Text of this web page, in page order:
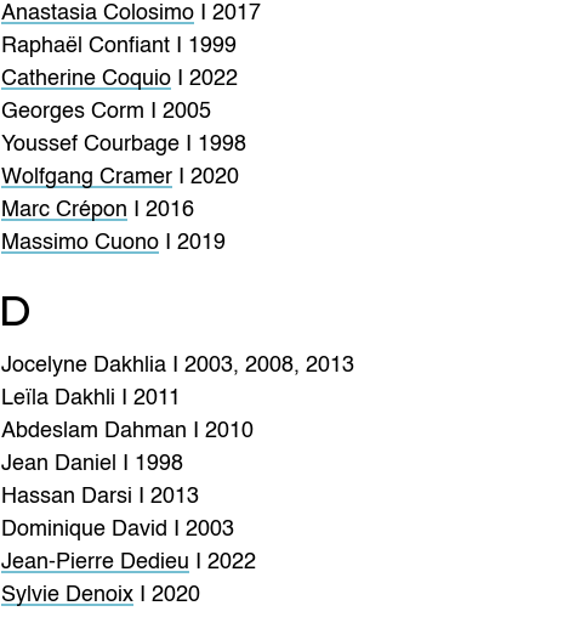
Anastasia Colosimo I 2017
Raphaël Confiant I 1999
Catherine Coquio I 2022
Georges Corm I 2005
Youssef Courbage I 1998
Wolfgang Cramer I 2020
Marc Crépon I 2016
Massimo Cuono I 2019
D
Jocelyne Dakhlia I 2003, 2008, 2013
Leïla Dakhli I 2011
Abdeslam Dahman I 2010
Jean Daniel I 1998
Hassan Darsi I 2013
Dominique David I 2003
Jean-Pierre Dedieu I 2022
Sylvie Denoix I 2020